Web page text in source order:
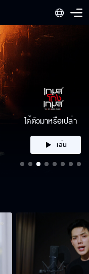
ได้ตัวมาหรือเปล่า
เล่น